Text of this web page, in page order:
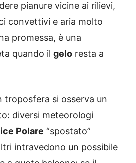
pianure vicine ai rilievi,
convettivi e aria molto
promessa, è una
quando il gelo resta a
troposfera si osserva un
diversi meteorologi
Polare “spostato”
intravedono un possibile